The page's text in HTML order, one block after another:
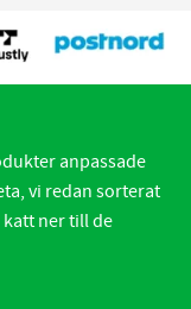
anpassade
vi redan sorterat
ner till de